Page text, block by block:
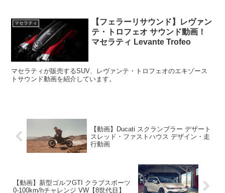
マセラティ
【フェラーリサウンド】レヴァン
テ・トロフェオ サウンド動画！
マセラティ Levante Trofeo
マセラティが販売するSUV、レヴァンテ・トロフェオのエキゾース
トサウンド動画を紹介しています。
【動画】Ducati スクランブラー デザート
スレッド・ファストハウス デザイン・走
行動画
【動画】新型ゴルフGTI クラブスポーツ
0-100km/hチャレンジ VW【8世代目】